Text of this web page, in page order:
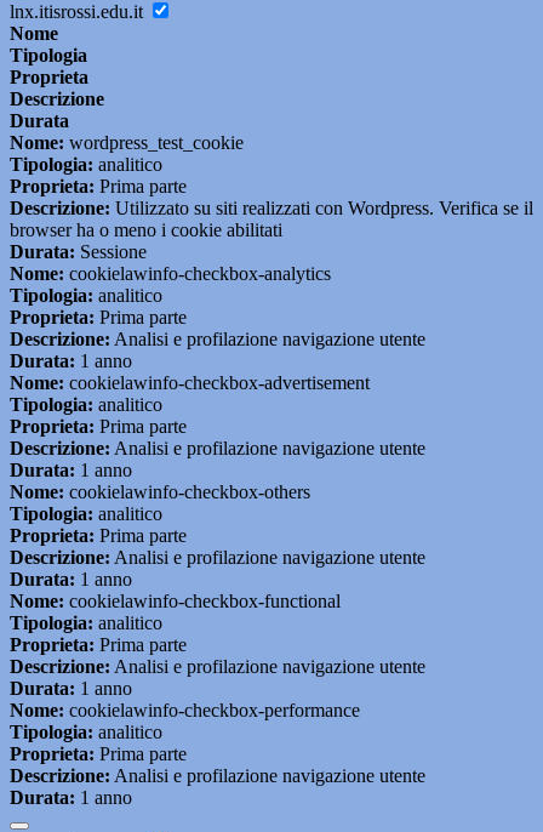
lnx.itisrossi.edu.it
Nome
Tipologia
Proprieta
Descrizione
Durata
Nome: wordpress_test_cookie
Tipologia: analitico
Proprieta: Prima parte
Descrizione: Utilizzato su siti realizzati con Wordpress. Verifica se il
browser ha o meno i cookie abilitati
Durata: Sessione
Nome: cookielawinfo-checkbox-analytics
Tipologia: analitico
Proprieta: Prima parte
Descrizione: Analisi e profilazione navigazione utente
Durata: 1 anno
Nome: cookielawinfo-checkbox-advertisement
Tipologia: analitico
Proprieta: Prima parte
Descrizione: Analisi e profilazione navigazione utente
Durata: 1 anno
Nome: cookielawinfo-checkbox-others
Tipologia: analitico
Proprieta: Prima parte
Descrizione: Analisi e profilazione navigazione utente
Durata: 1 anno
Nome: cookielawinfo-checkbox-functional
Tipologia: analitico
Proprieta: Prima parte
Descrizione: Analisi e profilazione navigazione utente
Durata: 1 anno
Nome: cookielawinfo-checkbox-performance
Tipologia: analitico
Proprieta: Prima parte
Descrizione: Analisi e profilazione navigazione utente
Durata: 1 anno